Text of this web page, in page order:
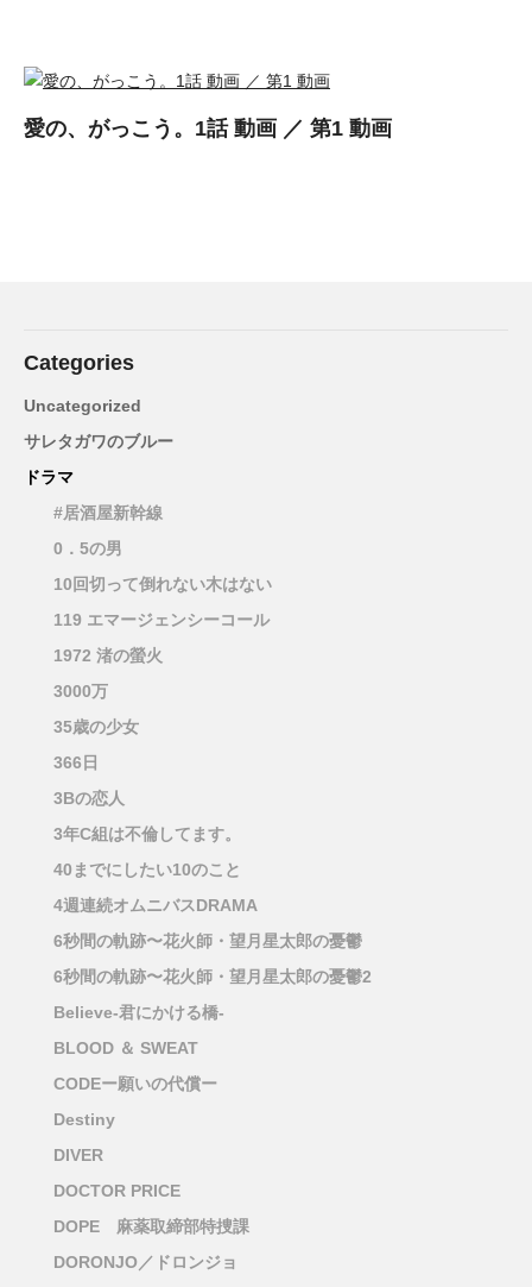
愛の、がっこう。1話 動画 ／ 第1 動画
Categories
Uncategorized
サレタガワのブルー
ドラマ
#居酒屋新幹線
0．5の男
10回切って倒れない木はない
119 エマージェンシーコール
1972 渚の螢火
3000万
35歳の少女
366日
3Bの恋人
3年C組は不倫してます。
40までにしたい10のこと
4週連続オムニバスDRAMA
6秒間の軌跡〜花火師・望月星太郎の憂鬱
6秒間の軌跡〜花火師・望月星太郎の憂鬱2
Believe-君にかける橋-
BLOOD ＆ SWEAT
CODEー願いの代償ー
Destiny
DIVER
DOCTOR PRICE
DOPE 麻薬取締部特捜課
DORONJO／ドロンジョ